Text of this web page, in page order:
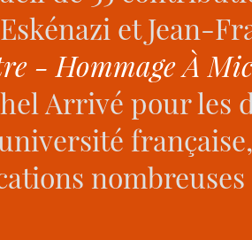
et Jean-
- Hommage À
Arrivé pour les